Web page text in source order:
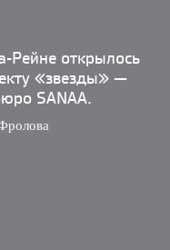
Интерьер
Урбанистика
Рейне открылось
«звезды» —
SANAA.